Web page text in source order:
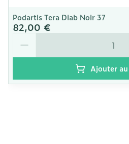
Podartis Tera Diab Noir 37
82,00 €
Ajouter